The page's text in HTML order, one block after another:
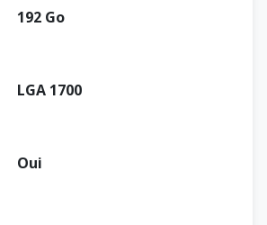
192 Go
LGA 1700
Oui